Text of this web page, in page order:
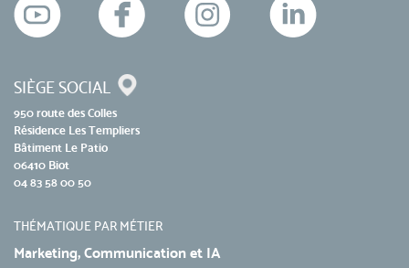
SIÈGE SOCIAL
950 route des Colles
Résidence Les Templiers
Bâtiment Le Patio
06410 Biot
04 83 58 00 50
THÉMATIQUE PAR MÉTIER
Marketing, Communication et IA